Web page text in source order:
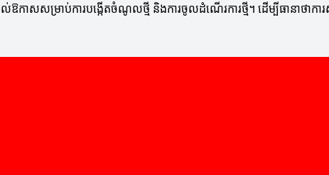
ល់ឱកាសសម្រាប់ការបង្កើតចំណូលថ្មី និងការចូលដំណើរការថ្មី។ ដើម្បីធានាថាក